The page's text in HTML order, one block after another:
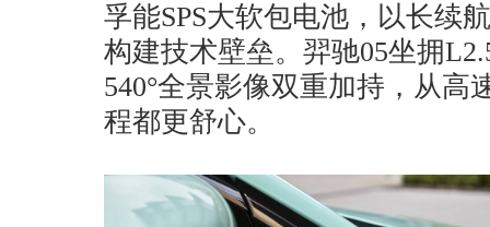
孚能SPS大软包电池，以长续
构建技术壁垒。羿驰05坐拥
540°全景影像双重加持，从高
程都更舒心。